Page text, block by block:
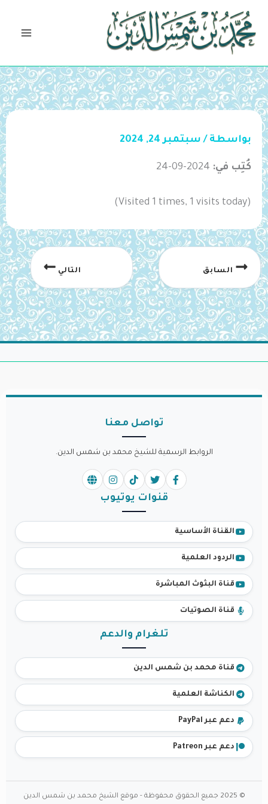
تخطي
المحتوى
بواسطة / سبتمبر 24, 2024
كُتِب في: 2024-09-24
(Visited 1 times, 1 visits today)
السابق التالي
تواصل معنا
الروابط الرسمية للشيخ محمد بن شمس الدين.
قنوات يوتيوب
القناة الأساسية
الردود العلمية
قناة البثوث المباشرة
قناة الصوتيات
تلغرام والدعم
قناة محمد بن شمس الدين
الكناشة العلمية
دعم عبر PayPal
دعم عبر Patreon
© 2025 جميع الحقوق محفوظة - موقع الشيخ محمد بن شمس الدين